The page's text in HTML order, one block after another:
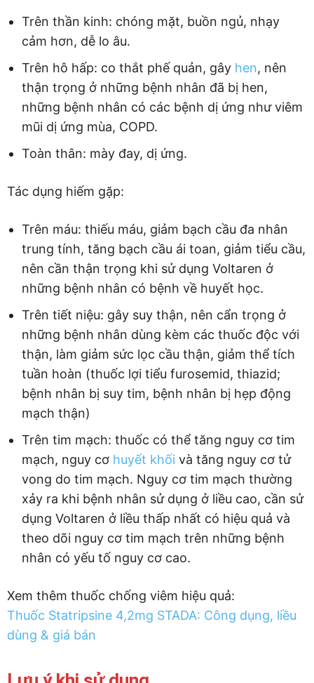
Trên thần kinh: chóng mặt, buồn ngủ, nhạy
cảm hơn, dễ lo âu.
Trên hô hấp: co thắt phế quản, gây hen, nên
thận trọng ở những bệnh nhân đã bị hen,
những bệnh nhân có các bệnh dị ứng như viêm
mũi dị ứng mùa, COPD.
Toàn thân: mày đay, dị ứng.
Tác dụng hiếm gặp:
Trên máu: thiếu máu, giảm bạch cầu đa nhân
trung tính, tăng bạch cầu ái toan, giảm tiểu cầu,
nên cần thận trọng khi sử dụng Voltaren ở
những bệnh nhân có bệnh về huyết học.
Trên tiết niệu: gây suy thận, nên cẩn trọng ở
những bệnh nhân dùng kèm các thuốc độc với
thận, làm giảm sức lọc cầu thận, giảm thể tích
tuần hoàn (thuốc lợi tiểu furosemid, thiazid;
bệnh nhân bị suy tim, bệnh nhân bị hẹp động
mạch thận)
Trên tim mạch: thuốc có thể tăng nguy cơ tim
mạch, nguy cơ huyết khối và tăng nguy cơ tử
vong do tim mạch. Nguy cơ tim mạch thường
xảy ra khi bệnh nhân sử dụng ở liều cao, cần sử
dụng Voltaren ở liều thấp nhất có hiệu quả và
theo dõi nguy cơ tim mạch trên những bệnh
nhân có yếu tố nguy cơ cao.
Xem thêm thuốc chống viêm hiệu quả:
Thuốc Statripsine 4,2mg STADA: Công dụng, liều
dùng & giá bán